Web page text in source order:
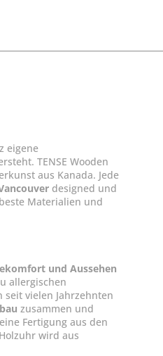
eigene
TENSE Wooden
aus Kanada. Jede
designed und
Materialien und
und Aussehen
allergischen
seit vielen Jahrzehnten
zusammen und
Fertigung aus den
wird aus